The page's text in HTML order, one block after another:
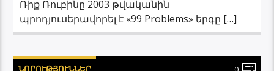
Ռիք Ռուբինը 2003 թվականին
պրոդյուսերավորել է «99 Problems» երգը […]
ՆՈՐՈՒԹՅՈՒՆՆԵՐ